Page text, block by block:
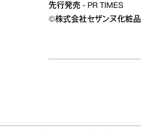
先行発売 - PR TIMES
©︎株式会社セザンヌ化粧品